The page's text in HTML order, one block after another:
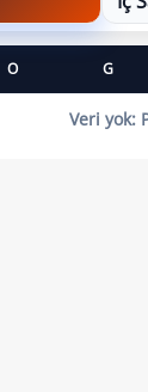
O G
Veri yok: